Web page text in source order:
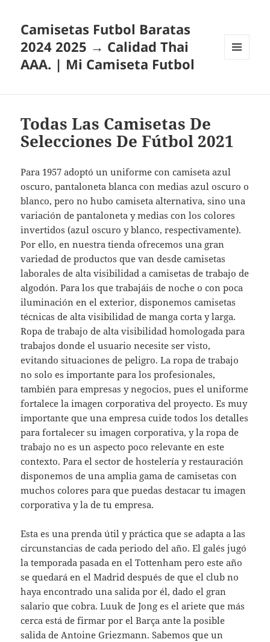
Camisetas Futbol Baratas
2024 2025 → Calidad Thai
AAA. | Mi Camiseta Futbol
Todas Las Camisetas De
Selecciones De Fútbol 2021
Para 1957 adoptó un uniforme con camiseta azul
oscuro, pantaloneta blanca con medias azul oscuro o
blanco, pero no hubo camiseta alternativa, sino una
variación de pantaloneta y medias con los colores
invertidos (azul oscuro y blanco, respectivamente).
Por ello, en nuestra tienda ofrecemos una gran
variedad de productos que van desde camisetas
laborales de alta visibilidad a camisetas de trabajo de
algodón. Para los que trabajáis de noche o con poca
iluminación en el exterior, disponemos camisetas
técnicas de alta visibilidad de manga corta y larga.
Ropa de trabajo de alta visibilidad homologada para
trabajos donde el usuario necesite ser visto,
evitando situaciones de peligro. La ropa de trabajo
no solo es importante para los profesionales,
también para empresas y negocios, pues el uniforme
fortalece la imagen corporativa del proyecto. Es muy
importante que una empresa cuide todos los detalles
para fortalecer su imagen corporativa, y la ropa de
trabajo no es un aspecto poco relevante en este
contexto. Para el sector de hostelería y restauración
disponemos de una amplia gama de camisetas con
muchos colores para que puedas destacar tu imagen
corporativa y la de tu empresa.
Esta es una prenda útil y práctica que se adapta a las
circunstancias de cada periodo del año. El galés jugó
la temporada pasada en el Tottenham pero este año
se quedará en el Madrid después de que el club no
haya encontrado una salida por él, dado el gran
salario que cobra. Luuk de Jong es el ariete que más
cerca está de firmar por el Barça ante la posible
salida de Antoine Griezmann. Sabemos que un